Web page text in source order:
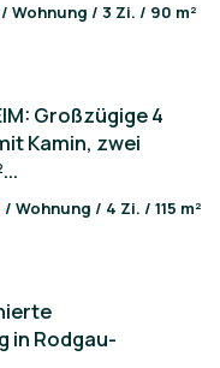
/ Wohnung / 3 Zi. / 90 m²
Großzügige 4
Kamin, zwei
/ Wohnung / 4 Zi. / 115 m²
in Rodgau-